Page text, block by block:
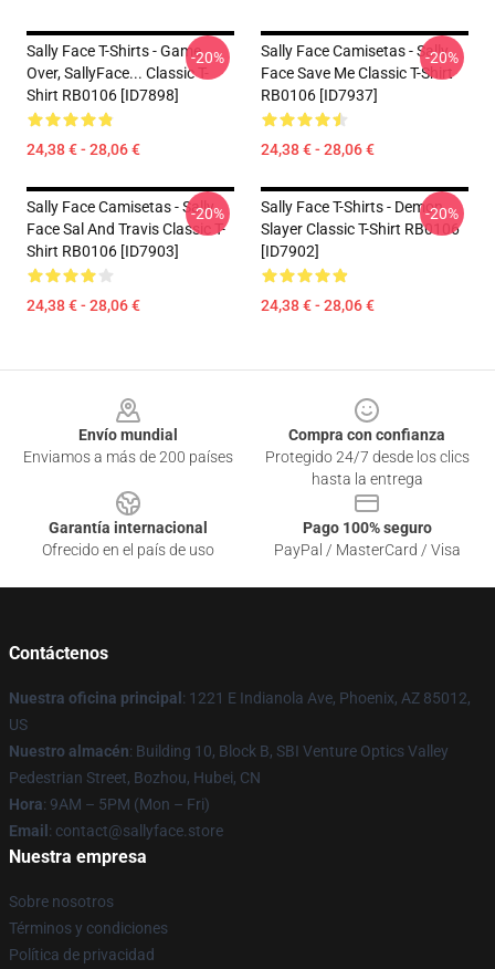
Sally Face T-Shirts - Game
Over, SallyFace... Classic T-
Shirt RB0106 [ID7898]
24,38 € - 28,06 €
-20%
Sally Face Camisetas - Sally
Face Save Me Classic T-Shirt
RB0106 [ID7937]
24,38 € - 28,06 €
-20%
Sally Face Camisetas - Sally
Face Sal And Travis Classic T-
Shirt RB0106 [ID7903]
24,38 € - 28,06 €
-20%
Sally Face T-Shirts - Demon
Slayer Classic T-Shirt RB0106
[ID7902]
24,38 € - 28,06 €
-20%
Envío mundial
Enviamos a más de 200 países
Compra con confianza
Protegido 24/7 desde los clics
hasta la entrega
Garantía internacional
Ofrecido en el país de uso
Pago 100% seguro
PayPal / MasterCard / Visa
Contáctenos
Nuestra oficina principal : 1221 E Indianola Ave, Phoenix, AZ 85012,
US
Nuestro almacén: Building 10, Block B, SBI Venture Optics Valley
Pedestrian Street, Bozhou, Hubei, CN
Hora: 9AM – 5PM (Mon – Fri)
Email : contact@sallyface.store
Nuestra empresa
Sobre nosotros
Términos y condiciones
Política de privacidad